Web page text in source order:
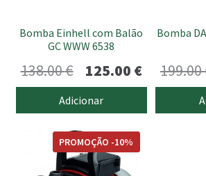
Bomba Einhell com Balão
GC WWW 6538
138.00€
preço
original
era:
138.00 €.
125.00 €O
preço
atual
Adicionar
Bomba
199.00
PROMOÇÃO -10%